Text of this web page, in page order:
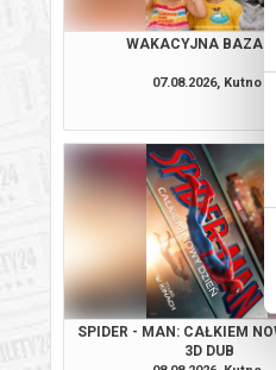
WAKACYJNA BAZA
07.08.2026, Kutno
SPIDER - MAN: CAŁKIEM
3D DUB